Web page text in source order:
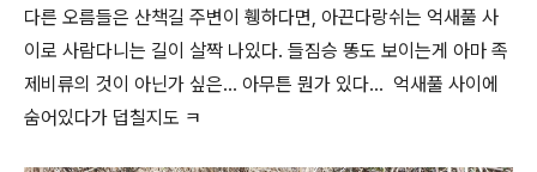
다른 오름들은 산책길 주변이 휑하다면, 아끈다랑쉬는 억새풀 사
이로 사람다니는 길이 살짝 나있다. 들짐승 똥도 보이는게 아마 족
제비류의 것이 아닌가 싶은... 아무튼 뭔가 있다... 억새풀 사이에
숨어있다가 덥칠지도 ㅋ